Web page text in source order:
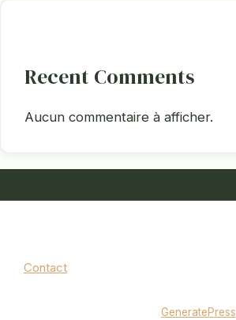
Recent Comments
Aucun commentaire à afficher.
Contact
GeneratePress